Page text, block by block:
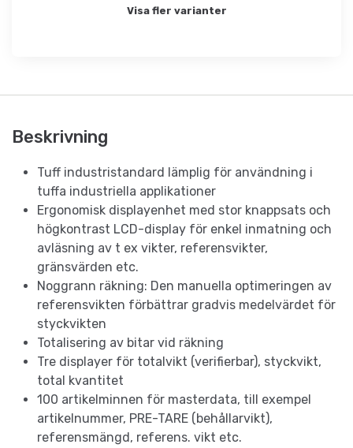
Visa fler varianter
Beskrivning
Tuff industristandard lämplig för användning i
tuffa industriella applikationer
Ergonomisk displayenhet med stor knappsats och
högkontrast LCD-display för enkel inmatning och
avläsning av t ex vikter, referensvikter,
gränsvärden etc.
Noggrann räkning: Den manuella optimeringen av
referensvikten förbättrar gradvis medelvärdet för
styckvikten
Totalisering av bitar vid räkning
Tre displayer för totalvikt (verifierbar), styckvikt,
total kvantitet
100 artikelminnen för masterdata, till exempel
artikelnummer, PRE-TARE (behållarvikt),
referensmängd, referens. vikt etc.